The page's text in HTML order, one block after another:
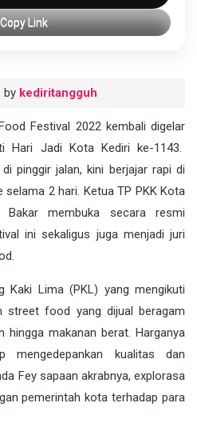
Copy Link
by kediritangguh
Festival 2022 kembali digelar
Hari Jadi Kota Kediri ke-1143.
pinggir jalan, kini berjajar rapi di
selama 2 hari. Ketua TP PKK Kota
Bakar membuka secara resmi
ini sekaligus juga menjadi juri
Kaki Lima (PKL) yang mengikuti
street food yang dijual beragam
hingga makanan berat. Harganya
mengedepankan kualitas dan
Fey sapaan akrabnya, explorasa
pemerintah kota terhadap para